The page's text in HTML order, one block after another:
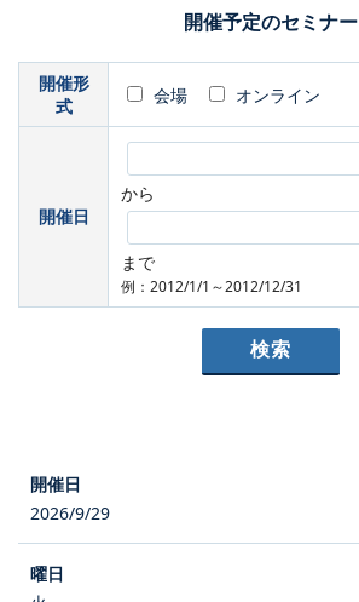
開催予定のセミナー
開催形
式
会場 オンライン
開催日
から
まで
例：2012/1/1～2012/12/31
2026/9/29